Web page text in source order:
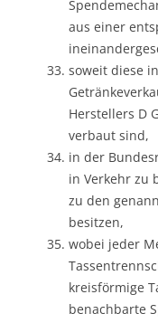
aus einer
soweit diese
Herstellers D
verbaut sind,
in der
in Verkehr zu
zu den
besitzen,
wobei jeder
kreisförmige
benachbarte